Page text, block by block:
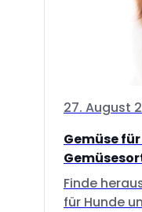
27. August
Gemüse
Finde
für Hunde